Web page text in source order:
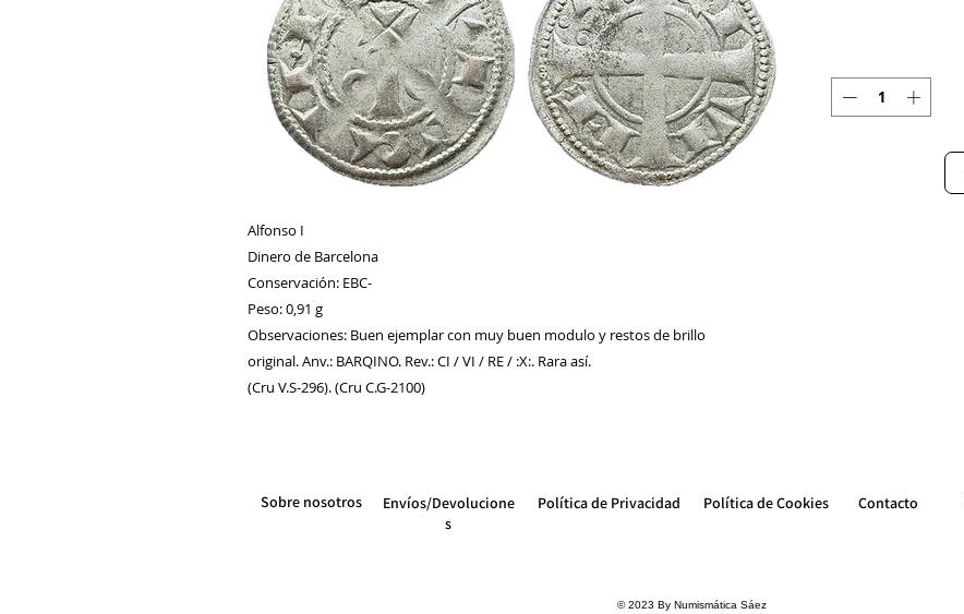
Alfonso I
Dinero de Barcelona
Conservación: EBC-
Peso: 0,91 g
Observaciones: Buen ejemplar con muy buen modulo y restos de brillo
original. Anv.: BARQINO. Rev.: CI / VI / RE / :X:. Rara así.
(Cru V.S-296). (Cru C.G-2100)
Sobre nosotros
Envíos/Devolucione
s
Política de Privacidad Política de Cookies Contacto
© 2023 By Numismática Sáez